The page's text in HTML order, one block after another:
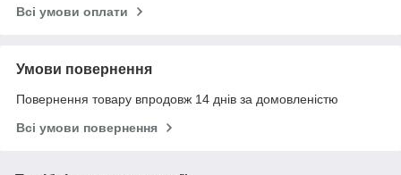
Всі умови оплати
Умови повернення
Повернення товару впродовж 14 днів за домовленістю
Всі умови повернення